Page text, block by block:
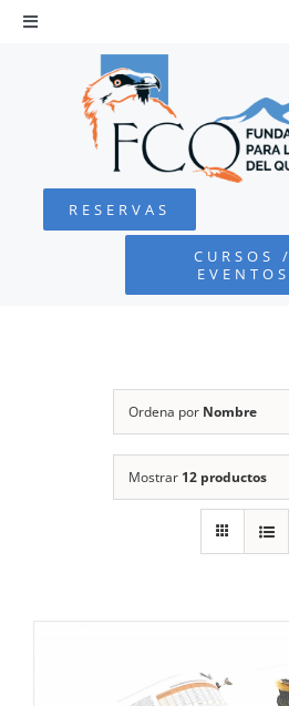
Saltar
Toggle
Navigation
QUEBRANTAHUESOS
FUNDACIÓN
RESERVAS
CURSOS /
EVENTOS
Ordena por Nombre
Mostrar 12 productos